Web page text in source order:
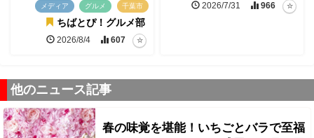
メディア グルメ 千葉市
ちばとぴ！グルメ部
2026/8/4 607
2026/7/31 966
他のニュース記事
春の味覚を堪能！いちごとバラで至福